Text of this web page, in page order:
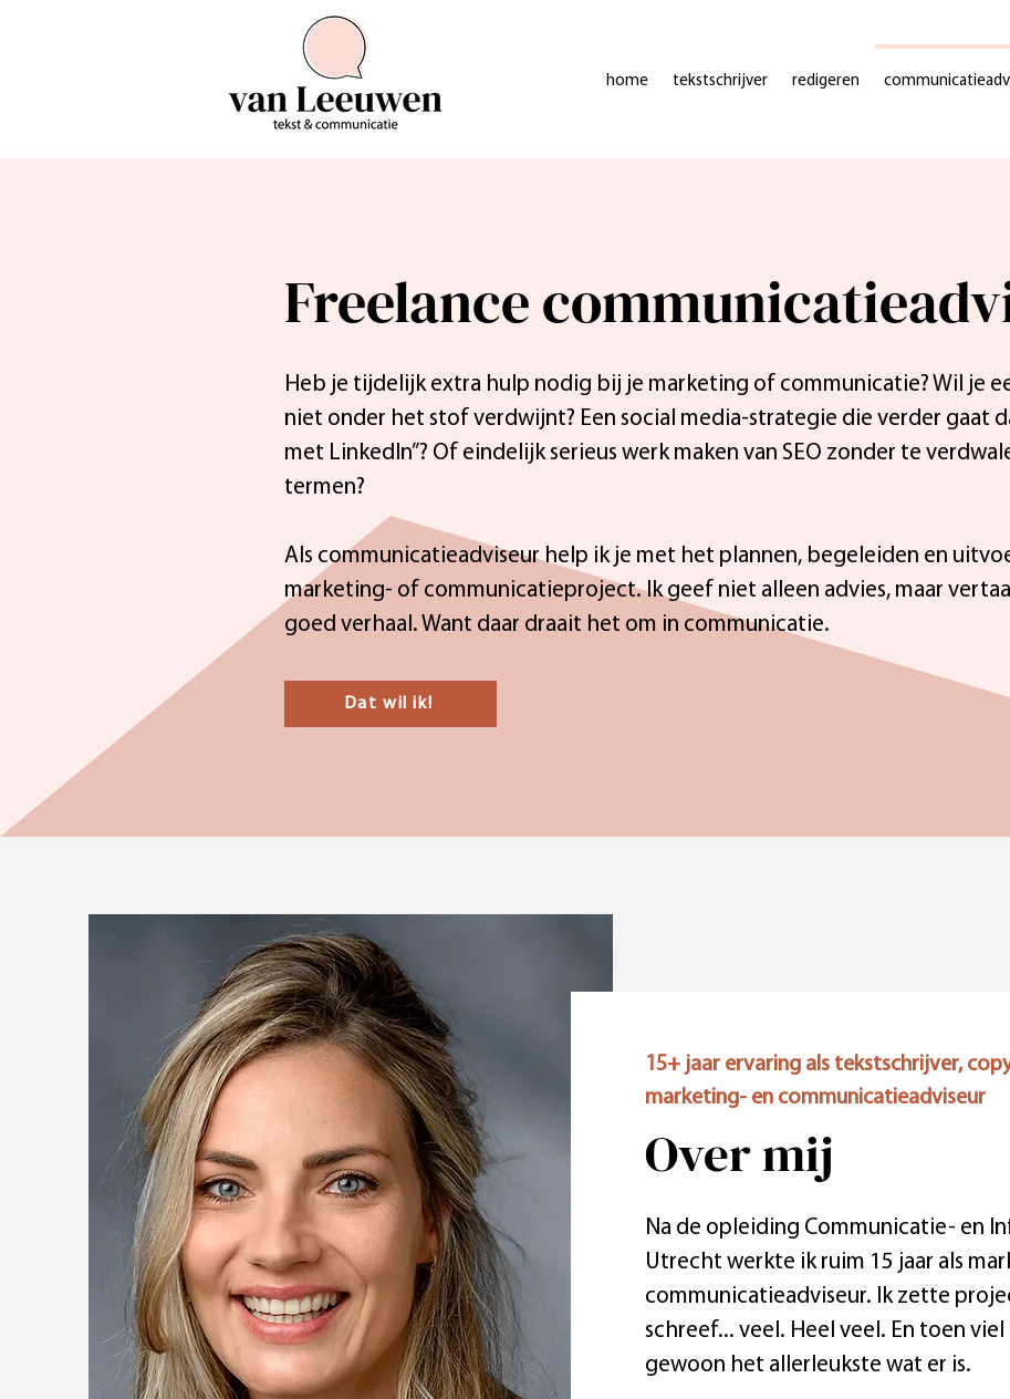
home tekstschrijver redigeren
Freelance
Heb je tijdelijk extra hulp nodig bij je marketing of communicatie? Wil je
niet onder het stof verdwijnt? Een social media-strategie die verder gaat
met LinkedIn”? Of eindelijk serieus werk maken van SEO zonder te
termen?
Als communicatieadviseur help ik je met het plannen, begeleiden en
marketing- of communicatieproject. Ik geef niet alleen advies, maar
goed verhaal. Want daar draait het om in communicatie.
Dat wil ik!
15+ jaar ervaring als tekstschrijver,
marketing- en communicatieadviseur
Over mij
Na de opleiding Communicatie- en
Utrecht werkte ik ruim 15 jaar als
communicatieadviseur. Ik zette
schreef... veel. Heel veel. En toen
gewoon het allerleukste wat er is.